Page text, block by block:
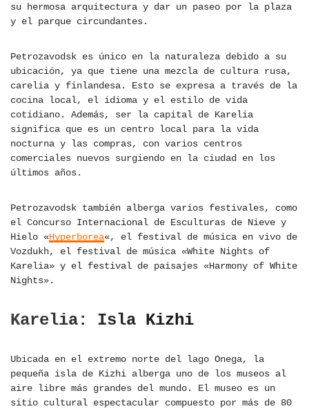
su hermosa arquitectura y dar un paseo por la plaza
y el parque circundantes.
Petrozavodsk es único en la naturaleza debido a su
ubicación, ya que tiene una mezcla de cultura rusa,
carelia y finlandesa. Esto se expresa a través de la
cocina local, el idioma y el estilo de vida
cotidiano. Además, ser la capital de Karelia
significa que es un centro local para la vida
nocturna y las compras, con varios centros
comerciales nuevos surgiendo en la ciudad en los
últimos años.
Petrozavodsk también alberga varios festivales, como
el Concurso Internacional de Esculturas de Nieve y
Hielo «Hyperborea«, el festival de música en vivo de
Vozdukh, el festival de música «White Nights of
Karelia» y el festival de paisajes «Harmony of White
Nights».
Karelia: Isla Kizhi
Ubicada en el extremo norte del lago Onega, la
pequeña isla de Kizhi alberga uno de los museos al
aire libre más grandes del mundo. El museo es un
sitio cultural espectacular compuesto por más de 80